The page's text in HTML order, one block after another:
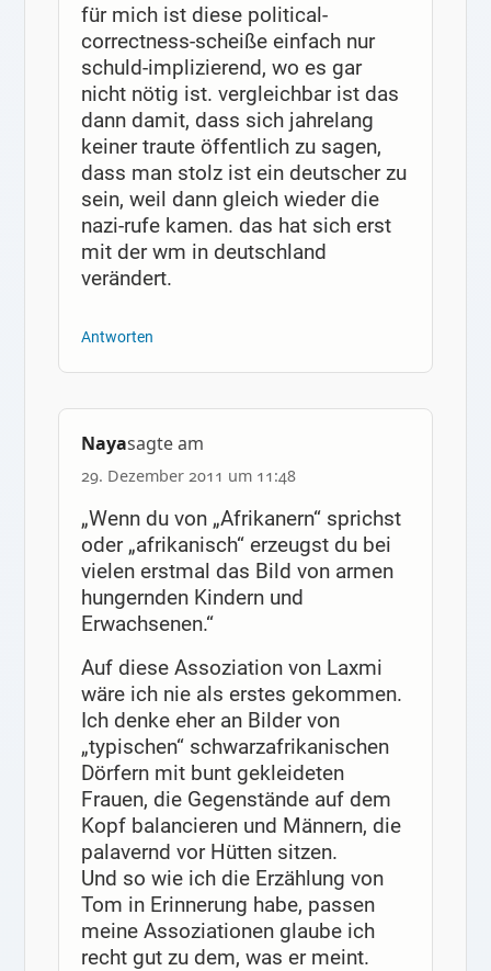
für mich ist diese political-
correctness-scheiße einfach nur
schuld-implizierend, wo es gar
nicht nötig ist. vergleichbar ist das
dann damit, dass sich jahrelang
keiner traute öffentlich zu sagen,
dass man stolz ist ein deutscher zu
sein, weil dann gleich wieder die
nazi-rufe kamen. das hat sich erst
mit der wm in deutschland
verändert.
Antworten
Nayasagte am
29. Dezember 2011 um 11:48
„Wenn du von „Afrikanern“ sprichst
oder „afrikanisch“ erzeugst du bei
vielen erstmal das Bild von armen
hungernden Kindern und
Erwachsenen.“
Auf diese Assoziation von Laxmi
wäre ich nie als erstes gekommen.
Ich denke eher an Bilder von
„typischen“ schwarzafrikanischen
Dörfern mit bunt gekleideten
Frauen, die Gegenstände auf dem
Kopf balancieren und Männern, die
palavernd vor Hütten sitzen.
Und so wie ich die Erzählung von
Tom in Erinnerung habe, passen
meine Assoziationen glaube ich
recht gut zu dem, was er meint.